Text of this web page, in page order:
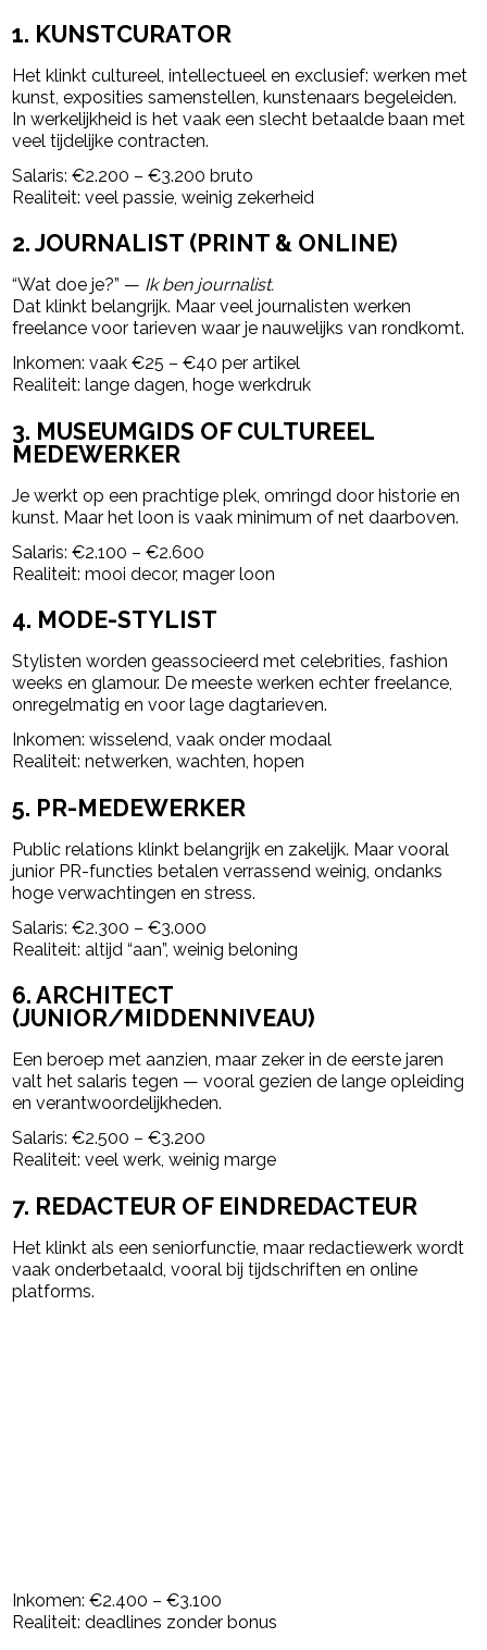
1. KUNSTCURATOR
Het klinkt cultureel, intellectueel en exclusief: werken met
kunst, exposities samenstellen, kunstenaars begeleiden.
In werkelijkheid is het vaak een slecht betaalde baan met
veel tijdelijke contracten.
Salaris: €2.200 – €3.200 bruto
Realiteit: veel passie, weinig zekerheid
2. JOURNALIST (PRINT & ONLINE)
“Wat doe je?” — Ik ben journalist.
Dat klinkt belangrijk. Maar veel journalisten werken
freelance voor tarieven waar je nauwelijks van rondkomt.
Inkomen: vaak €25 – €40 per artikel
Realiteit: lange dagen, hoge werkdruk
3. MUSEUMGIDS OF CULTUREEL
MEDEWERKER
Je werkt op een prachtige plek, omringd door historie en
kunst. Maar het loon is vaak minimum of net daarboven.
Salaris: €2.100 – €2.600
Realiteit: mooi decor, mager loon
4. MODE-STYLIST
Stylisten worden geassocieerd met celebrities, fashion
weeks en glamour. De meeste werken echter freelance,
onregelmatig en voor lage dagtarieven.
Inkomen: wisselend, vaak onder modaal
Realiteit: netwerken, wachten, hopen
5. PR-MEDEWERKER
Public relations klinkt belangrijk en zakelijk. Maar vooral
junior PR-functies betalen verrassend weinig, ondanks
hoge verwachtingen en stress.
Salaris: €2.300 – €3.000
Realiteit: altijd “aan”, weinig beloning
6. ARCHITECT
(JUNIOR/MIDDENNIVEAU)
Een beroep met aanzien, maar zeker in de eerste jaren
valt het salaris tegen — vooral gezien de lange opleiding
en verantwoordelijkheden.
Salaris: €2.500 – €3.200
Realiteit: veel werk, weinig marge
7. REDACTEUR OF EINDREDACTEUR
Het klinkt als een seniorfunctie, maar redactiewerk wordt
vaak onderbetaald, vooral bij tijdschriften en online
platforms.
Inkomen: €2.400 – €3.100
Realiteit: deadlines zonder bonus